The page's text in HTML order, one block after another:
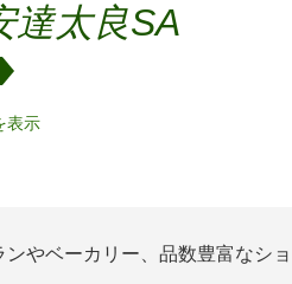
達太良SA
表示
やベーカリー、品数豊富なショ